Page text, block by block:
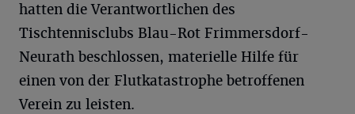
hatten die Verantwortlichen des
Tischtennisclubs Blau-Rot Frimmersdorf-
Neurath beschlossen, materielle Hilfe für
einen von der Flutkatastrophe betroffenen
Verein zu leisten.